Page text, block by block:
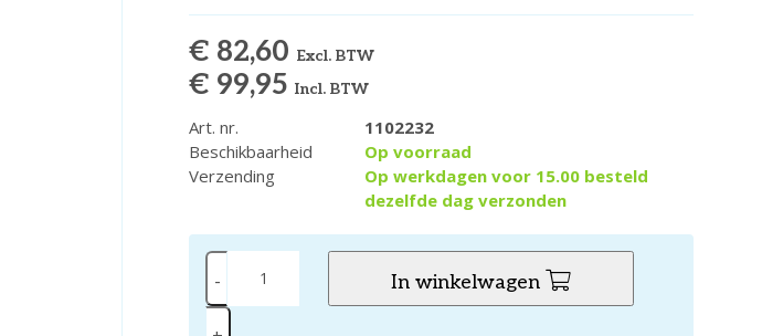
€ 82,60 Excl. BTW
€ 99,95Incl. BTW
Art. nr.
1102232
Beschikbaarheid
Op voorraad
Verzending
Op werkdagen voor 15.00 besteld
dezelfde dag verzonden
- In winkelwagen